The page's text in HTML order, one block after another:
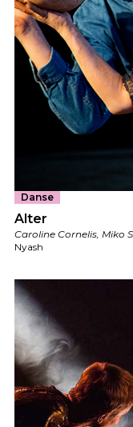
Danse
Alter
Caroline Cornelis, Miko
Nyash